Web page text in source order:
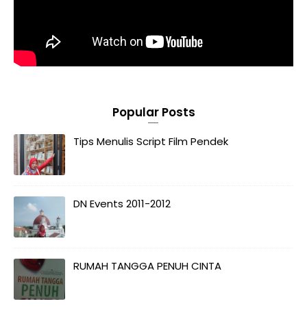
Popular Posts
Tips Menulis Script Film Pendek
DN Events 2011-2012
RUMAH TANGGA PENUH CINTA